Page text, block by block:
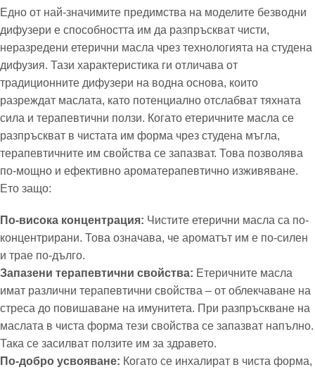
Едно от най-значимите предимства на моделите безводни
дифузери е способността им да разпръскват чисти,
неразредени етерични масла чрез технологията на студена
дифузия. Тази характеристика ги отличава от
традиционните дифузери на водна основа, които
разреждат маслата, като потенциално отслабват тяхната
сила и терапевтични ползи. Когато етеричните масла се
разпръскват в чистата им форма чрез студена мъгла,
терапевтичните им свойства се запазват. Това позволява
по-мощно и ефективно ароматерапевтично изживяване.
Ето защо:
По-висока концентрация: Чистите етерични масла са по-
концентрирани. Това означава, че ароматът им е по-силен
и трае по-дълго.
Запазени терапевтични свойства: Етеричните масла
имат различни терапевтични свойства – от облекчаване на
стреса до повишаване на имунитета. При разпръскване на
маслата в чиста форма тези свойства се запазват напълно.
Така се засилват ползите им за здравето.
По-добро усвояване: Когато се инхалират в чиста форма,